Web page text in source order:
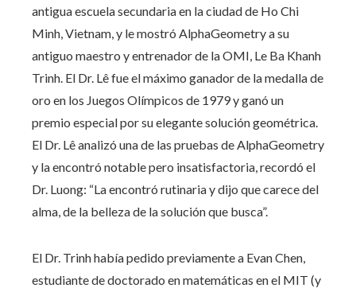
antigua escuela secundaria en la ciudad de Ho Chi
Minh, Vietnam, y le mostró AlphaGeometry a su
antiguo maestro y entrenador de la OMI, Le Ba Khanh
Trinh. El Dr. Lê fue el máximo ganador de la medalla de
oro en los Juegos Olímpicos de 1979 y ganó un
premio especial por su elegante solución geométrica.
El Dr. Lê analizó una de las pruebas de AlphaGeometry
y la encontró notable pero insatisfactoria, recordó el
Dr. Luong: “La encontró rutinaria y dijo que carece del
alma, de la belleza de la solución que busca”.
El Dr. Trinh había pedido previamente a Evan Chen,
estudiante de doctorado en matemáticas en el MIT (y